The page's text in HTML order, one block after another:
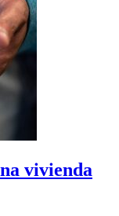
vivienda